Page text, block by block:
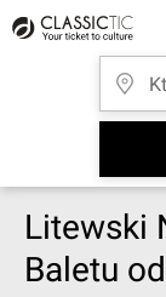
Litewski
Baletu